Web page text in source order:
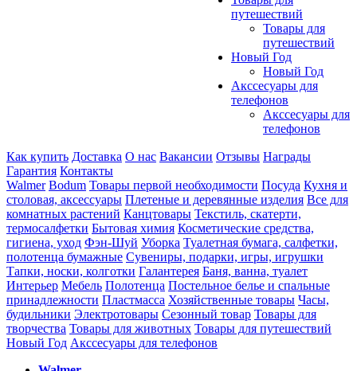
путешествий
Товары для
путешествий
Новый Год
Новый Год
Акссесуары для
телефонов
Акссесуары для
телефонов
Как купить Доставка О нас Вакансии Отзывы Награды
Гарантия Контакты
Walmer Bodum Товары первой необходимости Посуда Кухня и
столовая, аксессуары Плетеные и деревянные изделия Все для
комнатных растений Канцтовары Текстиль, скатерти,
термосалфетки Бытовая химия Косметические средства,
гигиена, уход Фэн-Шуй Уборка Туалетная бумага, салфетки,
полотенца бумажные Сувениры, подарки, игры, игрушки
Тапки, носки, колготки Галантерея Баня, ванна, туалет
Интерьер Мебель Полотенца Постельное белье и спальные
принадлежности Пластмасса Хозяйственные товары Часы,
будильники Электротовары Сезонный товар Товары для
творчества Товары для животных Товары для путешествий
Новый Год Акссесуары для телефонов